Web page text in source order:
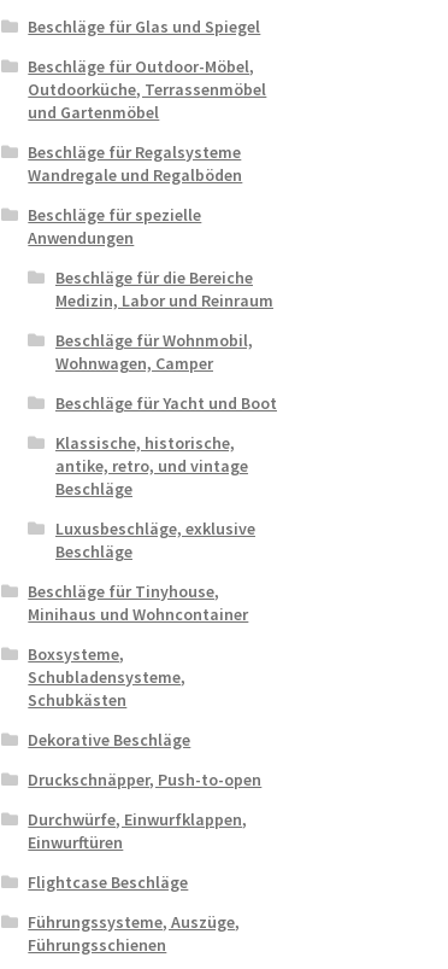
Beschläge für Glas und Spiegel
Beschläge für Outdoor-Möbel,
Outdoorküche, Terrassenmöbel
und Gartenmöbel
Beschläge für Regalsysteme
Wandregale und Regalböden
Beschläge für spezielle
Anwendungen
Beschläge für die Bereiche
Medizin, Labor und Reinraum
Beschläge für Wohnmobil,
Wohnwagen, Camper
Beschläge für Yacht und Boot
Klassische, historische,
antike, retro, und vintage
Beschläge
Luxusbeschläge, exklusive
Beschläge
Beschläge für Tinyhouse,
Minihaus und Wohncontainer
Boxsysteme,
Schubladensysteme,
Schubkästen
Dekorative Beschläge
Druckschnäpper, Push-to-open
Durchwürfe, Einwurfklappen,
Einwurftüren
Flightcase Beschläge
Führungssysteme, Auszüge,
Führungsschienen